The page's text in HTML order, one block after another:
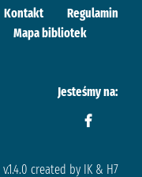
Kontakt
Regulamin
Mapa bibliotek
Jesteśmy na:
v.1.4.0 created by IK & H7